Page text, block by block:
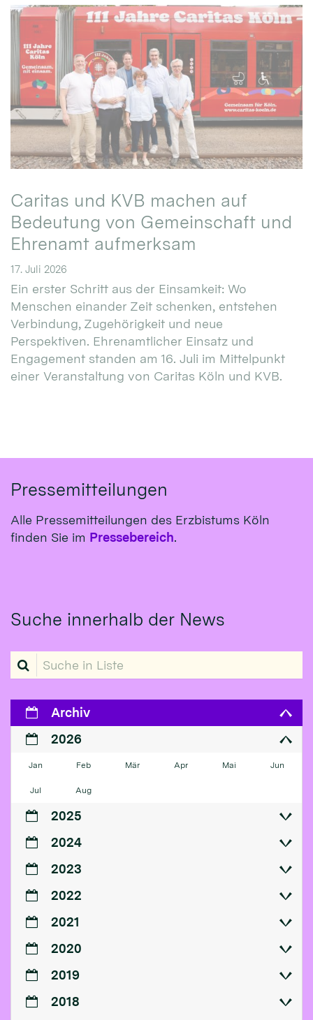
Caritas und KVB machen auf
Bedeutung von Gemeinschaft und
Ehrenamt aufmerksam
17. Juli 2026
Ein erster Schritt aus der Einsamkeit: Wo
Menschen einander Zeit schenken, entstehen
Verbindung, Zugehörigkeit und neue
Perspektiven. Ehrenamtlicher Einsatz und
Engagement standen am 16. Juli im Mittelpunkt
einer Veranstaltung von Caritas Köln und KVB.
Pressemitteilungen
Alle Pressemitteilungen des Erzbistums Köln
finden Sie im Pressebereich.
Suche innerhalb der News
Suche in Liste
Archiv
2026
Jan Feb Mär Apr Mai Jun
Jul Aug
2025
2024
2023
2022
2021
2020
2019
2018